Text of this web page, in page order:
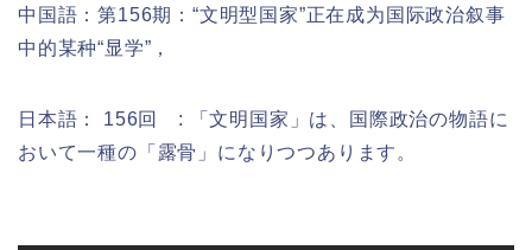
中国語：第156期：“文明型国家”正在成为国际政治叙事
中的某种“显学”，
日本語： 156回 : 「文明国家」は、国際政治の物語に
おいて一種の「露骨」になりつつあります。